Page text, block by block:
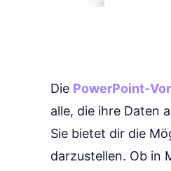
Die PowerPoint-
alle, die ihre Daten
Sie bietet dir die
darzustellen. Ob in